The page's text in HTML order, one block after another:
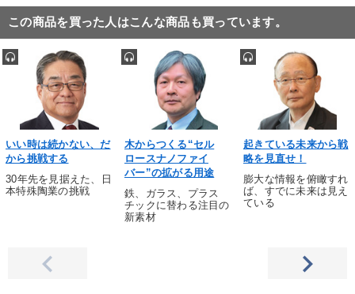
この商品を買った人はこんな商品も買っています。
いい時は続かない、だ
から挑戦する
30年先を見据えた、日
本特殊陶業の挑戦
木からつくる“セル
ロースナノファイ
バー”の拡がる用途
鉄、ガラス、プラス
チックに替わる注目の
新素材
起きている未来から戦
略を見直せ！
膨大な情報を俯瞰すれ
ば、すでに未来は見え
ている